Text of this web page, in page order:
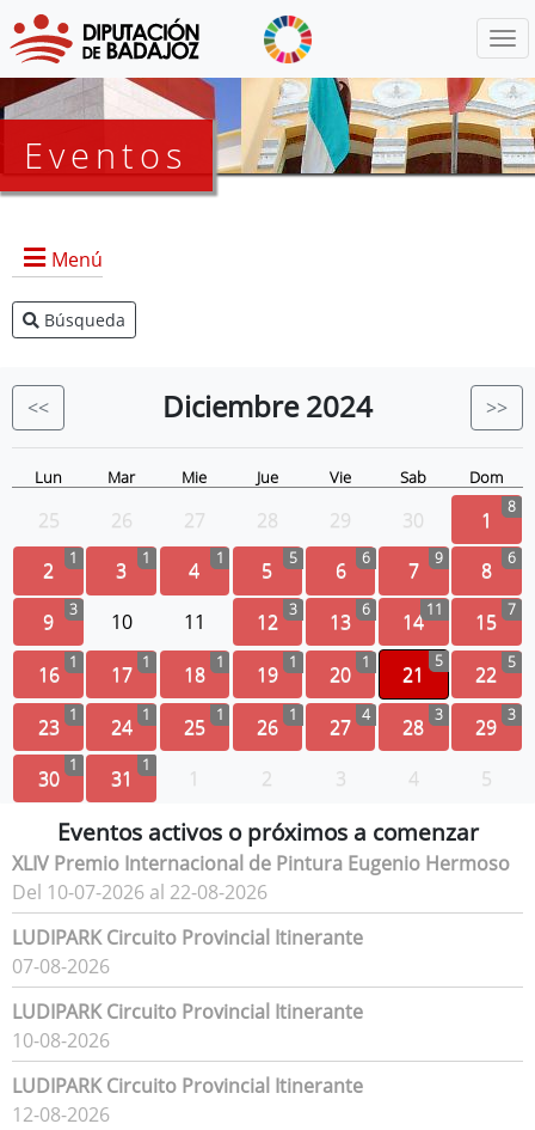
Eventos
Menú
Agenda Presidencia
Eventos
Búsqueda
<< Diciembre 2024 >>
Lun Mar Mie Jue Vie Sab Dom
25 26 27 28 29 30 1 8
2 1 3 1 4 1 5 5 6 6 7 9 8 6
9 3 10 11 12 3 13 6 1411 15 7
16 1 17 1 18 1 19 1 20 1 21
5
22 5
23 1 24 1 25 1 26 1 27 4 28 3 29 3
30 1 31 1 1 2 3 4 5
Eventos activos o próximos a comenzar
XLIV Premio Internacional de Pintura Eugenio Hermoso
Del 10-07-2026 al 22-08-2026
LUDIPARK Circuito Provincial Itinerante
07-08-2026
LUDIPARK Circuito Provincial Itinerante
10-08-2026
LUDIPARK Circuito Provincial Itinerante
12-08-2026